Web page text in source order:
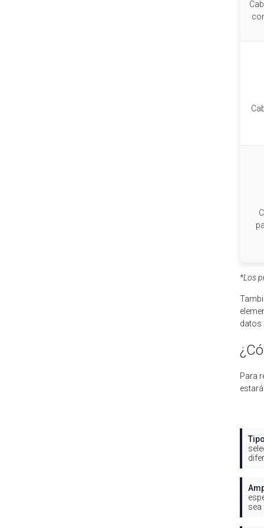
*Los
datos
Para
sea